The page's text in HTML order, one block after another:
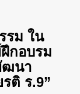
รม ใน
กอบรม
ฒนา
ติ ร.9”